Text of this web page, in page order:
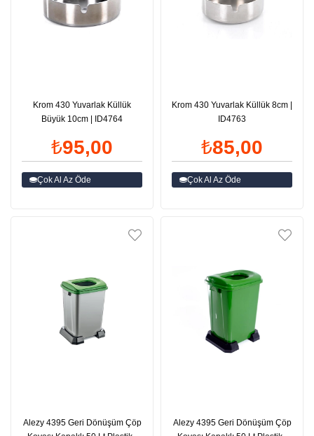
Krom 430 Yuvarlak Küllük
Büyük 10cm | ID4764
₺95,00
Çok Al Az Öde
Krom 430 Yuvarlak Küllük 8cm |
ID4763
₺85,00
Çok Al Az Öde
Alezy 4395 Geri Dönüşüm Çöp
Alezy 4395 Geri Dönüşüm Çöp